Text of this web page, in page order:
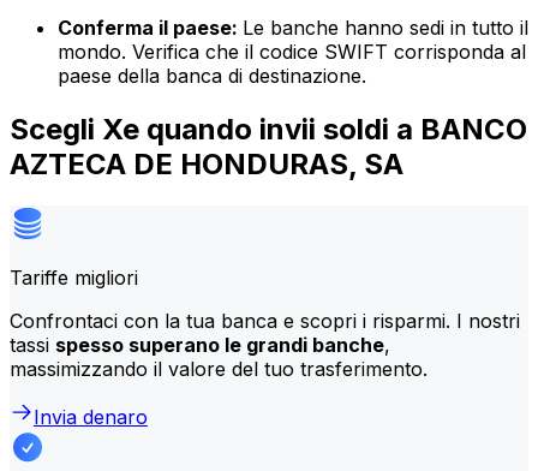
Conferma il paese: Le banche hanno sedi in tutto il
mondo. Verifica che il codice SWIFT corrisponda al
paese della banca di destinazione.
Scegli Xe quando invii soldi a BANCO
AZTECA DE HONDURAS, SA
Tariffe migliori
Confrontaci con la tua banca e scopri i risparmi. I nostri
tassi spesso superano le grandi banche,
massimizzando il valore del tuo trasferimento.
Invia denaro